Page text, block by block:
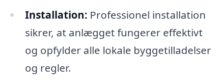
Installation: Professionel installation
sikrer, at anlægget fungerer effektivt
og opfylder alle lokale byggetilladelser
og regler.